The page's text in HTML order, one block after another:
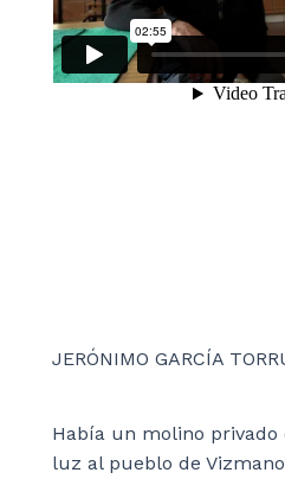
JERÓNIMO GARCÍA
Había un molino
luz al pueblo de